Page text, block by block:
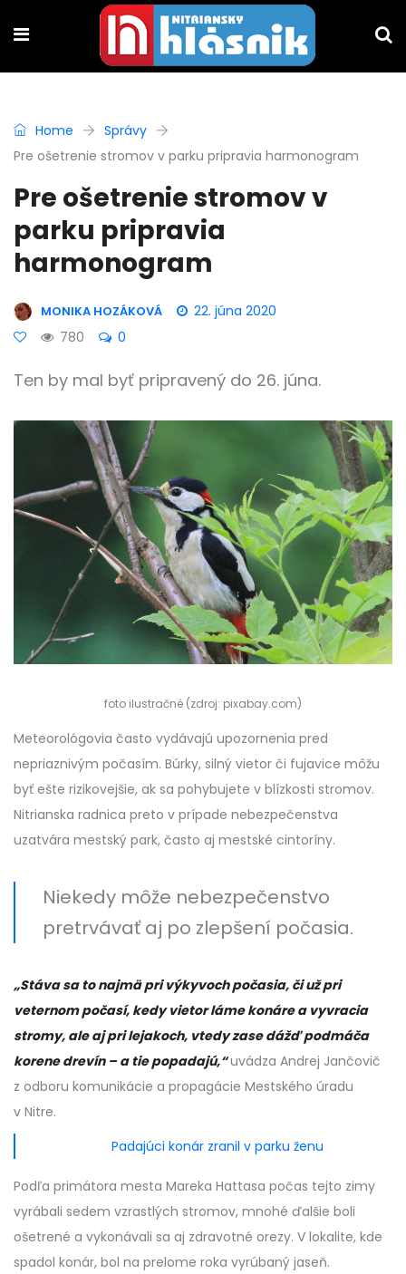
Home
Správy
Pre ošetrenie stromov v parku pripravia harmonogram
Pre ošetrenie stromov v
parku pripravia
harmonogram
MONIKA HOZÁKOVÁ
22. júna 2020
780
0
Ten by mal byť pripravený do 26. júna.
foto ilustračné (zdroj: pixabay.com)
Meteorológovia často vydávajú upozornenia pred
nepriaznivým počasím. Búrky, silný vietor či fujavice môžu
byť ešte rizikovejšie, ak sa pohybujete v blízkosti stromov.
Nitrianska radnica preto v prípade nebezpečenstva
uzatvára mestský park, často aj mestské cintoríny.
Niekedy môže nebezpečenstvo
pretrvávať aj po zlepšení počasia.
„Stáva sa to najmä pri výkyvoch počasia, či už pri
veternom počasí, kedy vietor láme konáre a vyvracia
stromy, ale aj pri lejakoch, vtedy zase dážď podmáča
korene drevín – a tie popadajú,“uvádza Andrej Jančovič
z odboru komunikácie a propagácie Mestského úradu
v Nitre.
Padajúci konár zranil v parku ženu
Podľa primátora mesta Mareka Hattasa počas tejto zimy
vyrábali sedem vzrastlých stromov, mnohé ďalšie boli
ošetrené a vykonávali sa aj zdravotné orezy. V lokalite, kde
spadol konár, bol na prelome roka vyrúbaný jaseň.